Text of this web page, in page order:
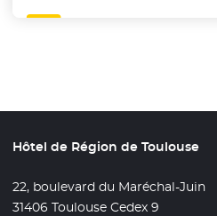
Hôtel de Région de Toulouse
22, boulevard du Maréchal-Juin
31406 Toulouse Cedex 9